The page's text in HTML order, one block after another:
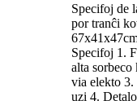
Specifoj de
por tranĉi
Specifoj 1.
alta
via elekto
uzi 4.